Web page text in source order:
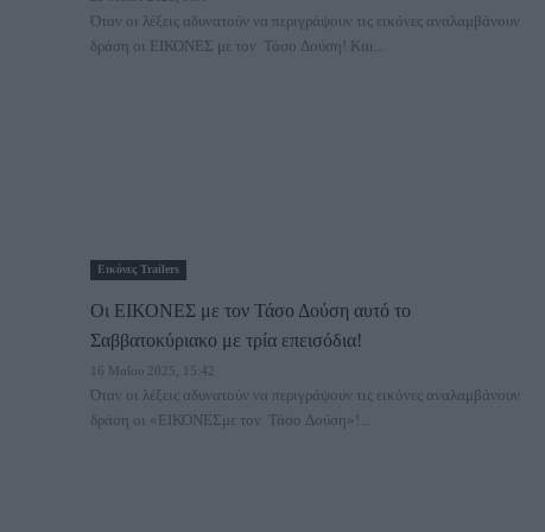
Όταν οι λέξεις αδυνατούν να περιγράψουν τις εικόνες αναλαμβάνουν
δράση οι ΕΙΚΟΝΕΣ με τον Τάσο Δούση! Και...
Εικόνες Trailers
Oι ΕΙΚΟΝΕΣ με τον Τάσο Δούση αυτό το
Σαββατοκύριακο με τρία επεισόδια!
16 Μαΐου 2025, 15:42
Όταν οι λέξεις αδυνατούν να περιγράψουν τις εικόνες αναλαμβάνουν
δράση οι «ΕΙΚΟΝΕΣμε τον Τάσο Δούση»!...